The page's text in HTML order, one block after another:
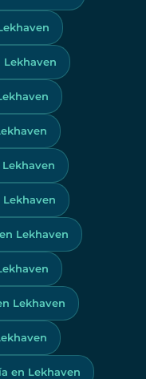
Lekhaven
Lekhaven
Lekhaven
en Lekhaven